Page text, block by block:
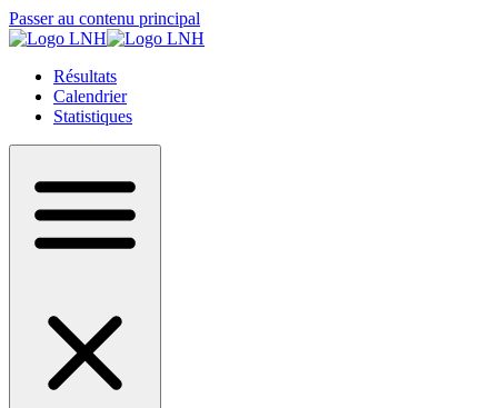
Passer au contenu principal
Résultats
Calendrier
Statistiques